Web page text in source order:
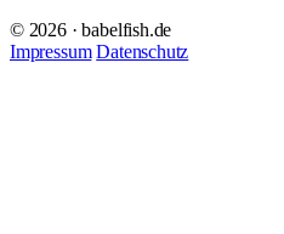
© 2026 · babelfish.de
Impressum Datenschutz